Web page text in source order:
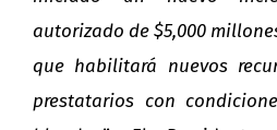
autorizado de $5,000
que habilitará nuevos
prestatarios con